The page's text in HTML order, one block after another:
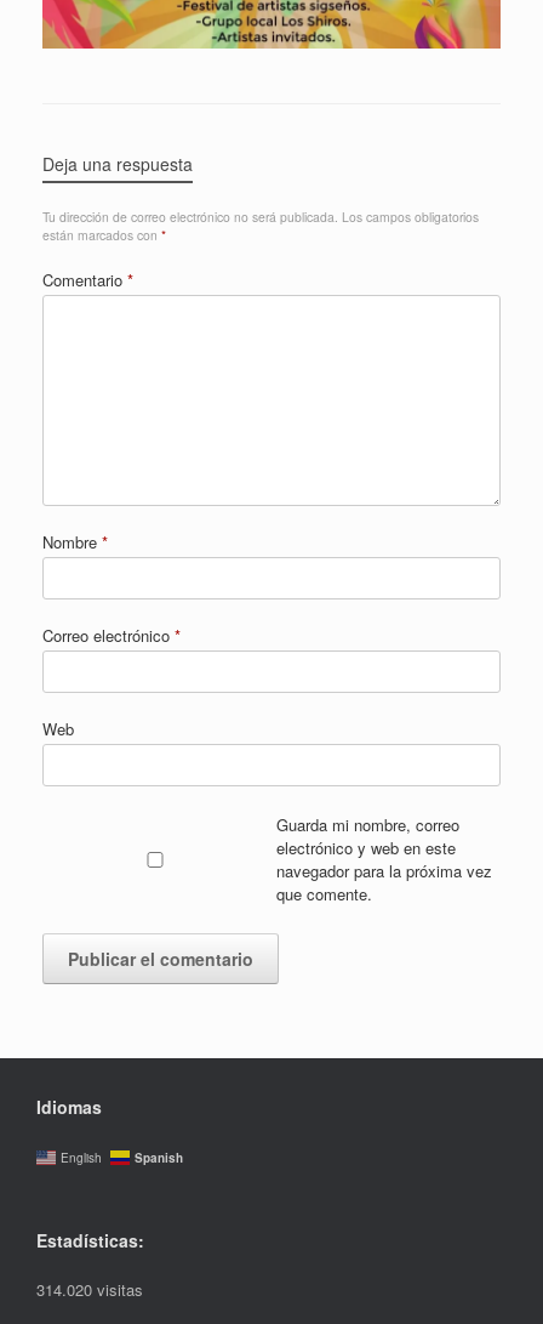
Deja una respuesta
Tu dirección de correo electrónico no será publicada. Los campos obligatorios
están marcados con *
Comentario *
Nombre *
Correo electrónico *
Web
Guarda mi nombre, correo
electrónico y web en este
navegador para la próxima vez
que comente.
Idiomas
English Spanish
Estadísticas:
314.020 visitas